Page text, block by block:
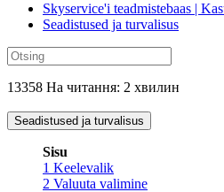
Skyservice'i teadmistebaas |
Seadistused ja turvalisus
13358 На читання: 2 хвилин
Seadistused ja turvalisus
Sisu
1 Keelevalik
2 Valuuta valimine